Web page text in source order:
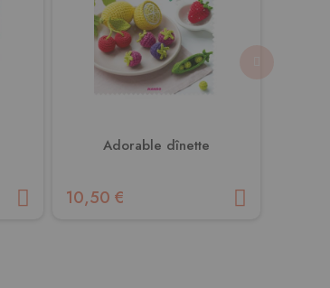
Adorable dînette
10,50 €